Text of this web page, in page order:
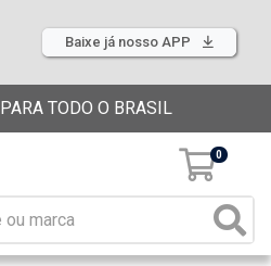
Baixe já nosso APP
TODO O BRASIL
0